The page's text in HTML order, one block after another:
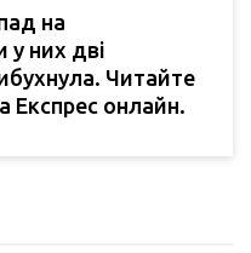
на
у них дві
Читайте
Експрес онлайн.